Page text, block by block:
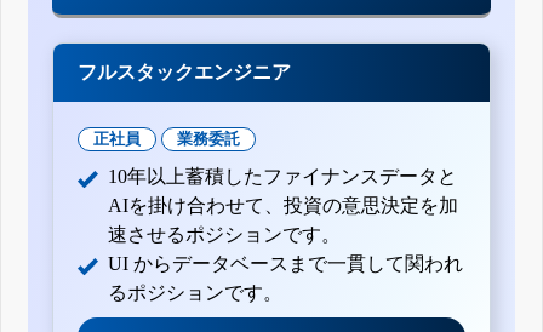
フルスタックエンジニア
正社員 業務委託
10年以上蓄積したファイナンスデータと
AIを掛け合わせて、投資の意思決定を加
速させるポジションです。
UI からデータベースまで一貫して関われ
るポジションです。